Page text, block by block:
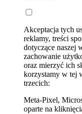
Akceptacja tych
reklamy, treści
dotyczące naszej
zachowanie
oraz mierzyć ich
korzystamy w tej
trzecich:
Meta-Pixel,
oparte na